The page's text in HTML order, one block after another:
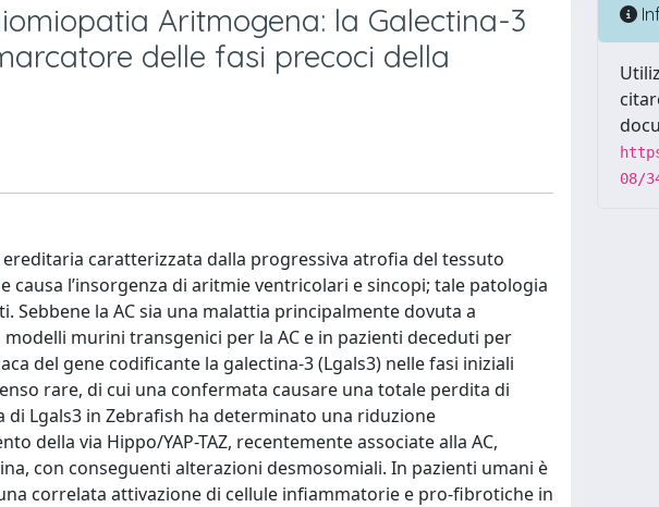
Aritmogena: la Galectina-3
delle fasi precoci della
caratterizzata dalla progressiva atrofia del tessuto
l’insorgenza di aritmie ventricolari e sincopi; tale patologia
la AC sia una malattia principalmente dovuta a
murini transgenici per la AC e in pazienti deceduti per
del gene codificante la galectina-3 (Lgals3) nelle fasi iniziali
rare, di cui una confermata causare una totale perdita di
di Lgals3 in Zebrafish ha determinato una riduzione
della via Hippo/YAP-TAZ, recentemente associate alla AC,
con conseguenti alterazioni desmosomiali. In pazienti umani è
correlata attivazione di cellule infiammatorie e pro-fibrotiche in
08/